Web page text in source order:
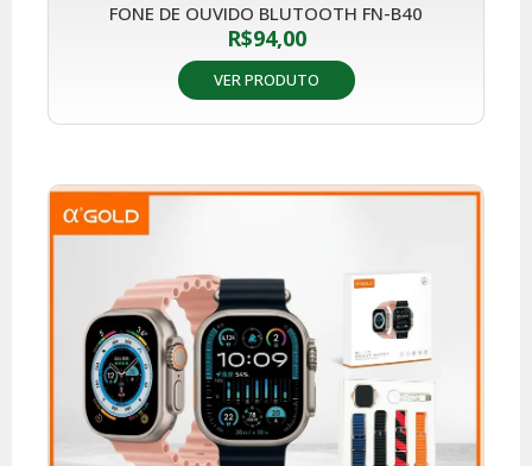
FONE DE OUVIDO BLUTOOTH FN-B40
R$94,00
VER PRODUTO